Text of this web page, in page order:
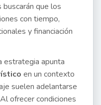
buscarán que los
con tiempo,
y financiación
estrategia apunta
en un contexto
suelen adelantarse
ofrecer condiciones